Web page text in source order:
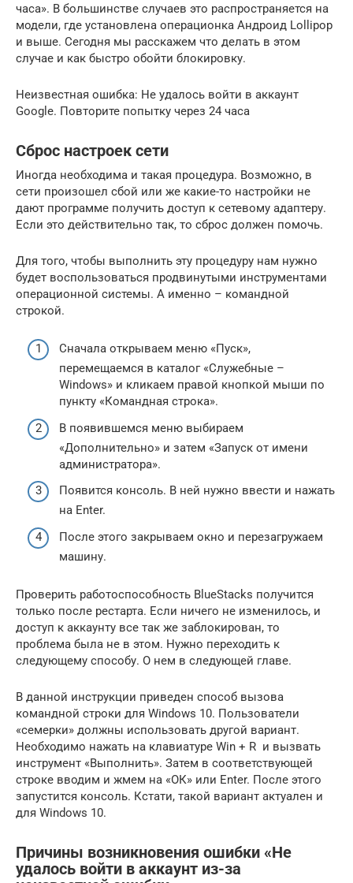
часа». В большинстве случаев это распространяется на
модели, где установлена операционка Андроид Lollipop
и выше. Сегодня мы расскажем что делать в этом
случае и как быстро обойти блокировку.
Неизвестная ошибка: Не удалось войти в аккаунт
Google. Повторите попытку через 24 часа
Сброс настроек сети
Иногда необходима и такая процедура. Возможно, в
сети произошел сбой или же какие-то настройки не
дают программе получить доступ к сетевому адаптеру.
Если это действительно так, то сброс должен помочь.
Для того, чтобы выполнить эту процедуру нам нужно
будет воспользоваться продвинутыми инструментами
операционной системы. А именно – командной
строкой.
Сначала открываем меню «Пуск»,
перемещаемся в каталог «Служебные –
Windows» и кликаем правой кнопкой мыши по
пункту «Командная строка».
В появившемся меню выбираем
«Дополнительно» и затем «Запуск от имени
администратора».
Появится консоль. В ней нужно ввести и нажать
на Enter.
После этого закрываем окно и перезагружаем
машину.
Проверить работоспособность BlueStacks получится
только после рестарта. Если ничего не изменилось, и
доступ к аккаунту все так же заблокирован, то
проблема была не в этом. Нужно переходить к
следующему способу. О нем в следующей главе.
В данной инструкции приведен способ вызова
командной строки для Windows 10. Пользователи
«семерки» должны использовать другой вариант.
Необходимо нажать на клавиатуре Win + R и вызвать
инструмент «Выполнить». Затем в соответствующей
строке вводим и жмем на «ОК» или Enter. После этого
запустится консоль. Кстати, такой вариант актуален и
для Windows 10.
Причины возникновения ошибки «Не
удалось войти в аккаунт из-за